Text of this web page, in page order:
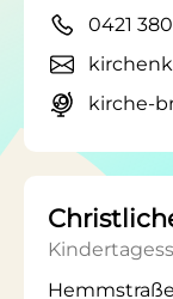
0421
kirche-
Hemmstraße